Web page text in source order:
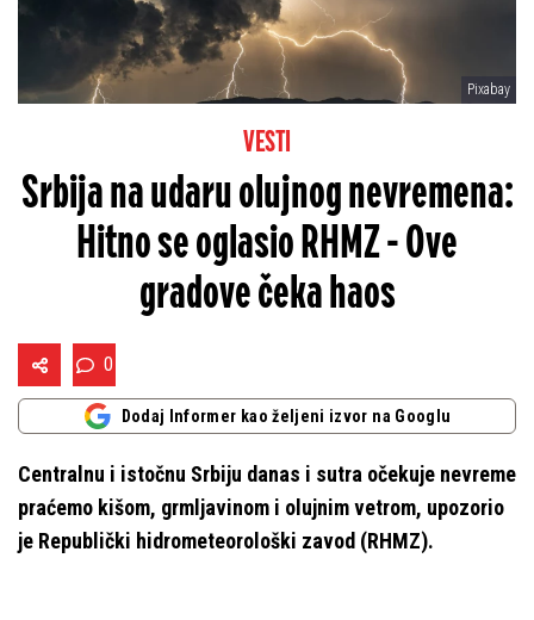
Pixabay
VESTI
Srbija na udaru olujnog nevremena:
Hitno se oglasio RHMZ - Ove
gradove čeka haos
0
Dodaj Informer kao željeni izvor na Googlu
Centralnu i istočnu Srbiju danas i sutra očekuje nevreme
praćemo kišom, grmljavinom i olujnim vetrom, upozorio
je Republički hidrometeorološki zavod (RHMZ).